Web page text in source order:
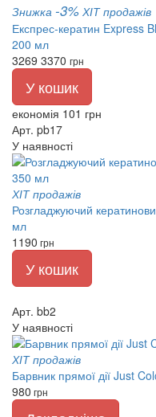
Знижка -3% ХІТ продажів
Експрес-кератин Express
200 мл
3269 3370 грн
У кошик
економія 101 грн
Арт. pb17
У наявності
ХІТ продажів
Розгладжуючий
мл
1190 грн
У кошик
Арт. bb2
У наявності
ХІТ продажів
Барвник прямої дії Just
980 грн